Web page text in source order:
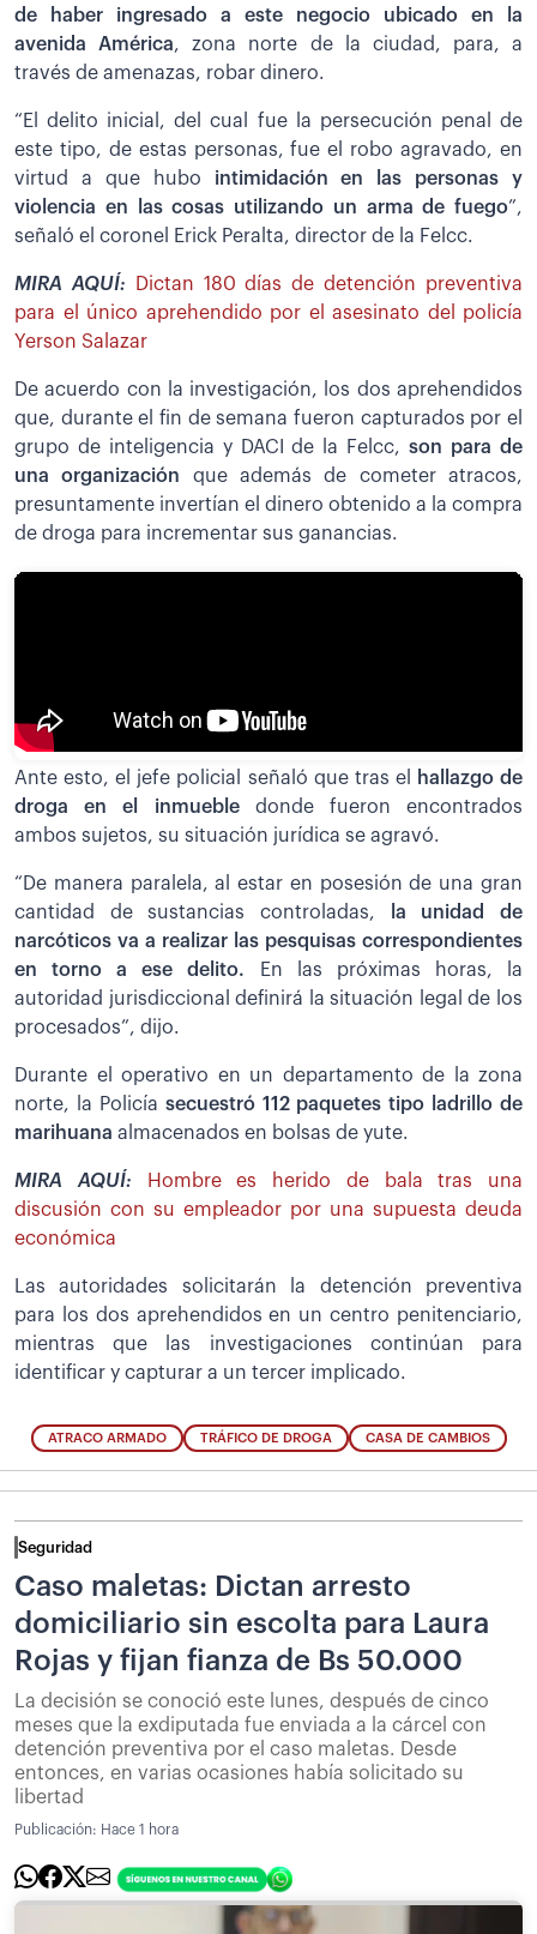
de haber ingresado a este negocio ubicado en la
avenida América, zona norte de la ciudad, para, a
través de amenazas, robar dinero.
“El delito inicial, del cual fue la persecución penal de
este tipo, de estas personas, fue el robo agravado, en
virtud a que hubo intimidación en las personas y
violencia en las cosas utilizando un arma de fuego”,
señaló el coronel Erick Peralta, director de la Felcc.
MIRA AQUÍ:
Dictan 180 días de detención preventiva
para el único aprehendido por el asesinato del policía
Yerson Salazar
De acuerdo con la investigación, los dos aprehendidos
que, durante el fin de semana fueron capturados por el
grupo de inteligencia y DACI de la Felcc,son para de
una organización que además de cometer atracos,
presuntamente invertían el dinero obtenido a la compra
de droga para incrementar sus ganancias.
Ante esto, el jefe policial señaló que tras el
hallazgo de
droga en el inmuebledonde fueron encontrados
ambos sujetos, su situación jurídica se agravó.
“De manera paralela, al estar en posesión de una gran
cantidad de sustancias controladas,
la unidad de
narcóticos va a realizar las pesquisas correspondientes
en torno a ese delito. En las próximas horas, la
autoridad jurisdiccional definirá la situación legal de los
procesados”, dijo.
Durante el operativo en un departamento de la zona
norte, la Policía secuestró 112 paquetes tipo ladrillo de
marihuana almacenados en bolsas de yute.
MIRA AQUÍ:
Hombre es herido de bala tras una
discusión con su empleador por una supuesta deuda
económica
Las autoridades solicitarán la detención preventiva
para los dos aprehendidos en un centro penitenciario,
mientras que las investigaciones continúan para
identificar y capturar a un tercer implicado.
ATRACO ARMADO TRÁFICO DE DROGA CASA DE CAMBIOS
Seguridad
Caso maletas: Dictan arresto
domiciliario sin escolta para Laura
Rojas y fijan fianza de Bs 50.000
La decisión se conoció este lunes, después de cinco
meses que la exdiputada fue enviada a la cárcel con
detención preventiva por el caso maletas. Desde
entonces, en varias ocasiones había solicitado su
libertad
Publicación: Hace 1 hora